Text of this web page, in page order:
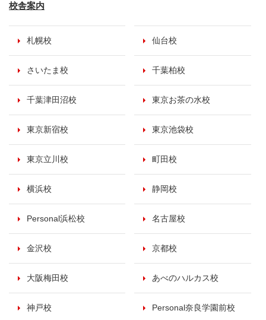
校舎案内
札幌校 仙台校
さいたま校 千葉柏校
千葉津田沼校 東京お茶の水校
東京新宿校 東京池袋校
東京立川校 町田校
横浜校 静岡校
Personal浜松校 名古屋校
金沢校 京都校
大阪梅田校 あべのハルカス校
神戸校 Personal奈良学園前校